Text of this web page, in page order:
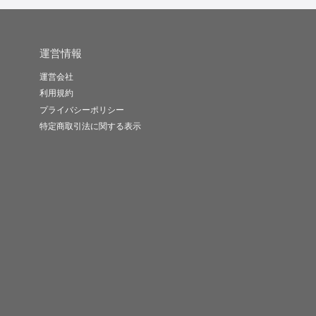
運営情報
運営会社
利用規約
プライバシーポリシー
特定商取引法に関する表示